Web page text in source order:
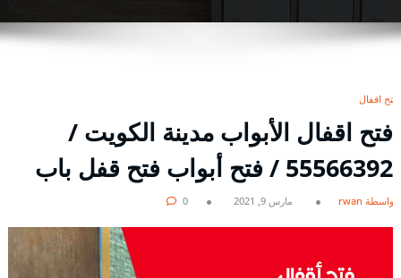
فتح اقفال
فتح اقفال الأبواب مدينة الكويت /
55566392 / فتح أبواب فتح قفل باب
بواسطة rwan مارس 9, 2021 0